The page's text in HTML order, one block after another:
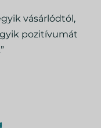
vásárlódtól,
pozitívumát